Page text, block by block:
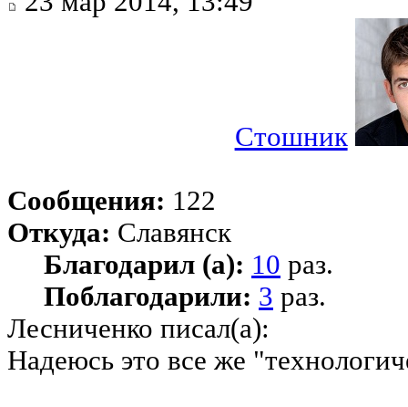
Стошник
Сообщения: 122
Откуда: Славянск
Благодарил (а): 10 раз.
Поблагодарили: 3 раз.
Лесниченко писал(а):
Надеюсь это все же